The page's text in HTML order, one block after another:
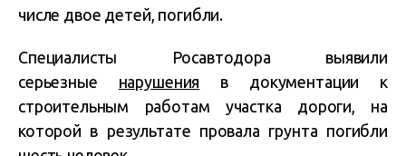
числе двое детей, погибли.
Специалисты Росавтодора выявили
серьезные нарушения в документации к
строительным работам участка дороги, на
которой в результате провала грунта погибли